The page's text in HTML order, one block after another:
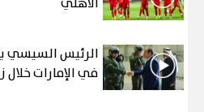
الرئيس السيسي
في الإمارات خلال